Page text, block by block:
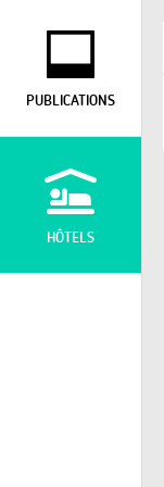
PUBLICATIONS
HÔTELS